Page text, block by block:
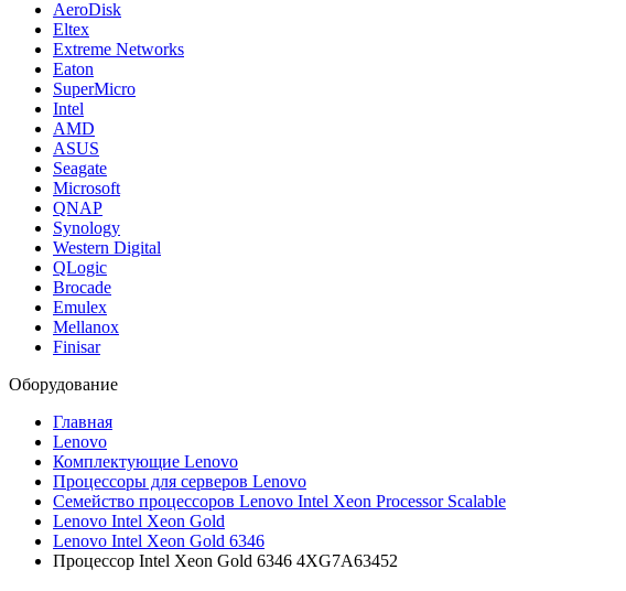
AeroDisk
Eltex
Extreme Networks
Eaton
SuperMicro
Intel
AMD
ASUS
Seagate
Microsoft
QNAP
Synology
Western Digital
QLogic
Brocade
Emulex
Mellanox
Finisar
Оборудование
Главная
Lenovo
Комплектующие Lenovo
Процессоры для серверов Lenovo
Семейство процессоров Lenovo Intel Xeon Processor Scalable
Lenovo Intel Xeon Gold
Lenovo Intel Xeon Gold 6346
Процессор Intel Xeon Gold 6346 4XG7A63452